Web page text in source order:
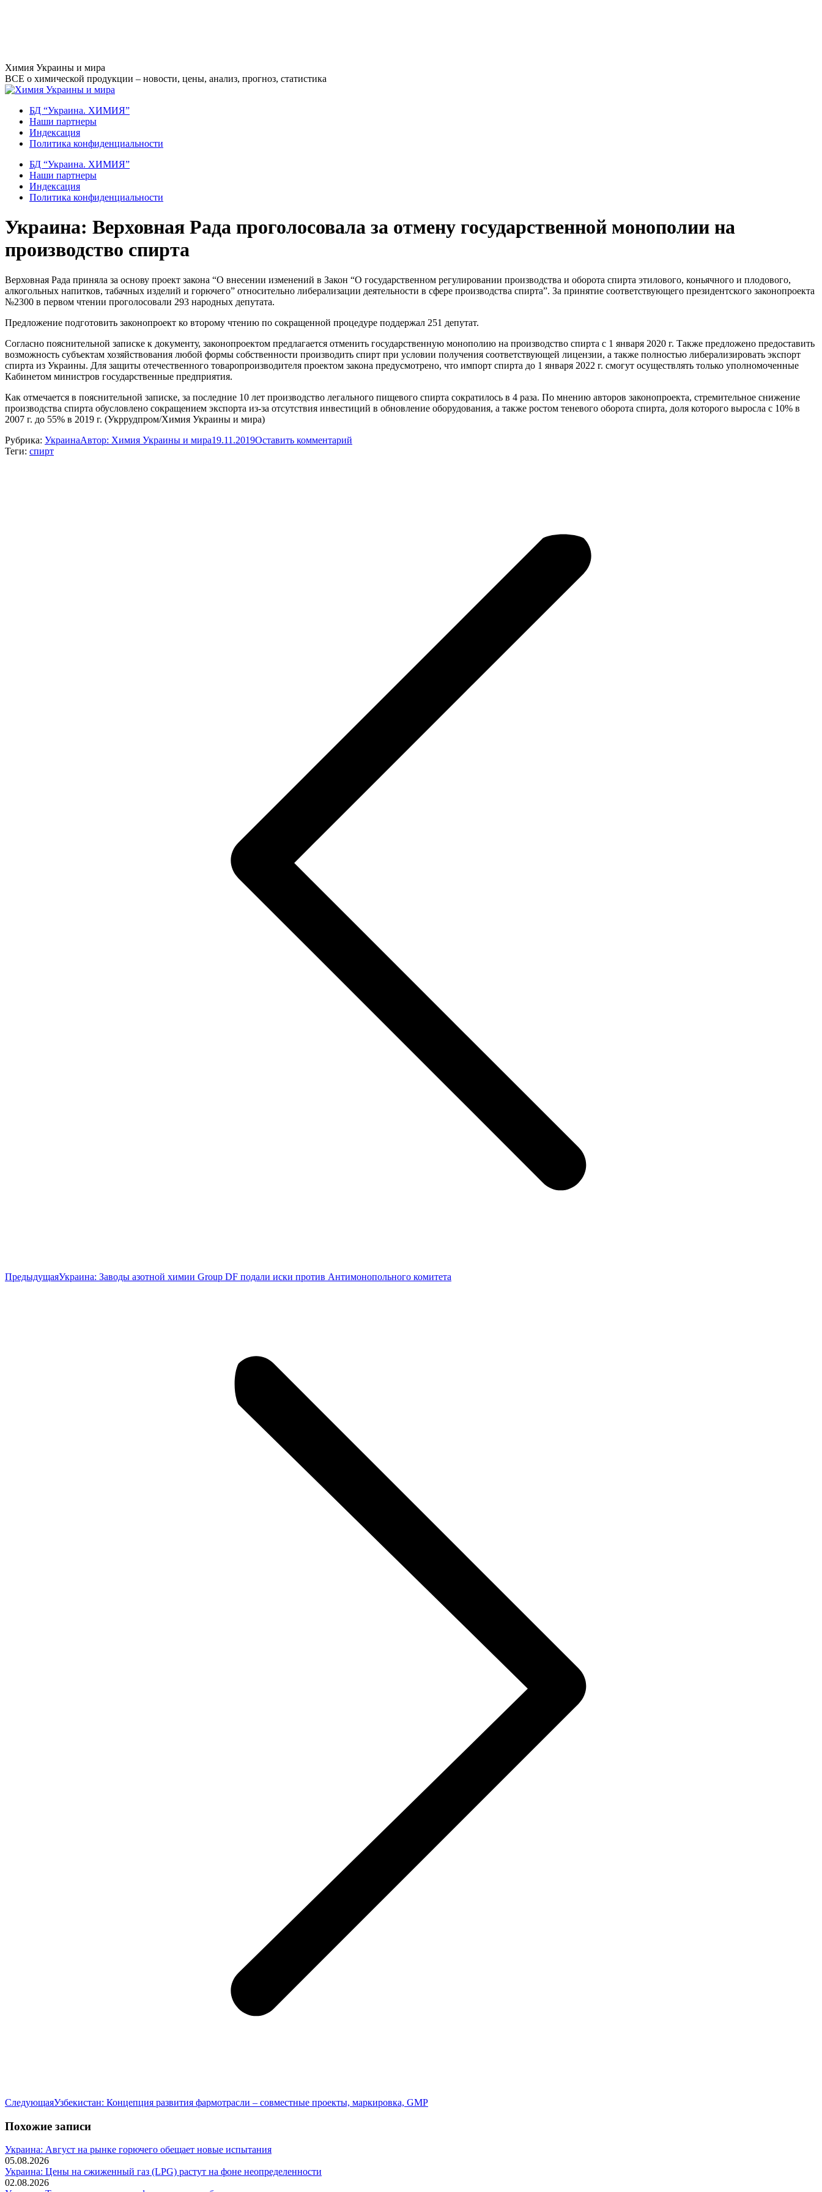
Перейти
к
содержанию
Химия Украины и мира
ВСЕ о химической продукции – новости, цены, анализ, прогноз, статистика
БД “Украина. ХИМИЯ”
Наши партнеры
Индексация
Политика конфиденциальности
БД “Украина. ХИМИЯ”
Наши партнеры
Индексация
Политика конфиденциальности
Украина: Верховная Рада проголосовала за отмену государственной монополии на
производство спирта
Верховная Рада приняла за основу проект закона “О внесении изменений в Закон “О государственном регулировании производства и оборота спирта этилового, коньячного и плодового,
алкогольных напитков, табачных изделий и горючего” относительно либерализации деятельности в сфере производства спирта”. За принятие соответствующего президентского законопроекта
№2300 в первом чтении проголосовали 293 народных депутата.
Предложение подготовить законопроект ко второму чтению по сокращенной процедуре поддержал 251 депутат.
Согласно пояснительной записке к документу, законопроектом предлагается отменить государственную монополию на производство спирта с 1 января 2020 г. Также предложено предоставить
возможность субъектам хозяйствования любой формы собственности производить спирт при условии получения соответствующей лицензии, а также полностью либерализировать экспорт
спирта из Украины. Для защиты отечественного товаропроизводителя проектом закона предусмотрено, что импорт спирта до 1 января 2022 г. смогут осуществлять только уполномоченные
Кабинетом министров государственные предприятия.
Как отмечается в пояснительной записке, за последние 10 лет производство легального пищевого спирта сократилось в 4 раза. По мнению авторов законопроекта, стремительное снижение
производства спирта обусловлено сокращением экспорта из-за отсутствия инвестиций в обновление оборудования, а также ростом теневого оборота спирта, доля которого выросла с 10% в
2007 г. до 55% в 2019 г. (Укррудпром/Химия Украины и мира)
Рубрика: УкраинаАвтор: Химия Украины и мира19.11.2019Оставить комментарий
Теги: спирт
ПредыдущаяПредыдущая
Украина: Заводы азотной химии Group DF подали иски против Антимонопольного комитета
СледующаяСледующая
Узбекистан: Концепция развития фармотрасли – совместные проекты, маркировка, GMP
Похожие записи
Украина: Август на рынке горючего обещает новые испытания
05.08.2026
Украина: Цены на сжиженный газ (LPG) растут на фоне неопределенности
02.08.2026